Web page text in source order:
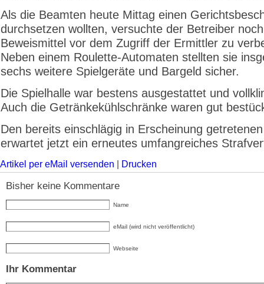
Als die Beamten heute Mittag einen
durchsetzen wollten, versuchte der Betreiber
Beweismittel vor dem Zugriff der Ermittler zu
Neben einem Roulette-Automaten stellten sie
sechs weitere Spielgeräte und Bargeld sicher.
Die Spielhalle war bestens ausgestattet und
Auch die Getränkekühlschränke waren gut
Den bereits einschlägig in Erscheinung
erwartet jetzt ein erneutes umfangreiches
Artikel per eMail versenden Drucken
Bisher keine Kommentare
Name
eMail (wird nicht veröffentlicht)
Webseite
Ihr Kommentar